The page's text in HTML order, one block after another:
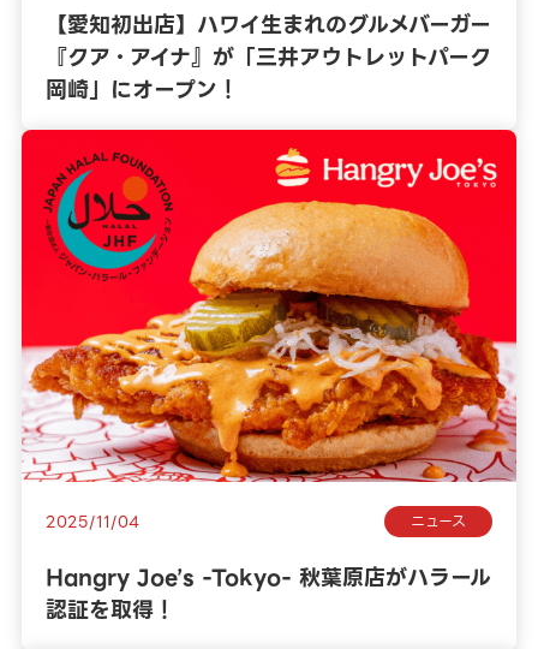
【愛知初出店】ハワイ生まれのグルメバーガー
『クア・アイナ』が「三井アウトレットパーク
岡崎」にオープン！
2025/11/04 ニュース
Hangry Joe’s -Tokyo- 秋葉原店がハラール
認証を取得！